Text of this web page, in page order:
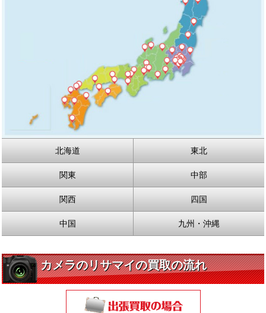
北海道 東北
関東 中部
関西 四国
中国 九州・沖縄